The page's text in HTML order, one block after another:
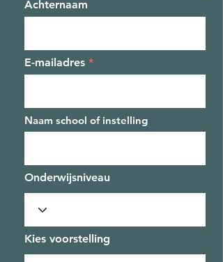
Achternaam
E-mailadres
Naam school of instelling
Onderwijsniveau
Kies voorstelling